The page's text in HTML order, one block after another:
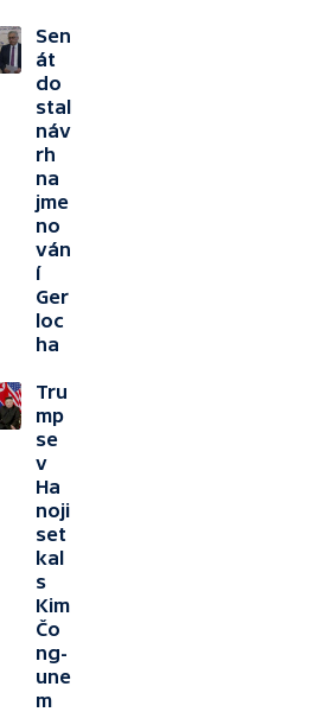
Sen
át
do
stal
náv
rh
na
jme
no
ván
í
Ger
loc
ha
Tru
mp
se
v
Ha
noji
set
kal
s
Kim
Čo
ng-
une
m